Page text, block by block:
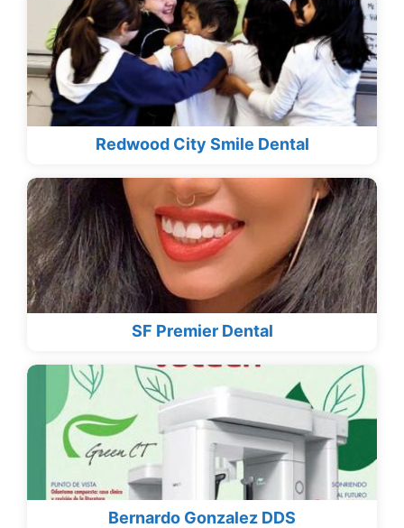
Redwood City Smile Dental
SF Premier Dental
Bernardo Gonzalez DDS